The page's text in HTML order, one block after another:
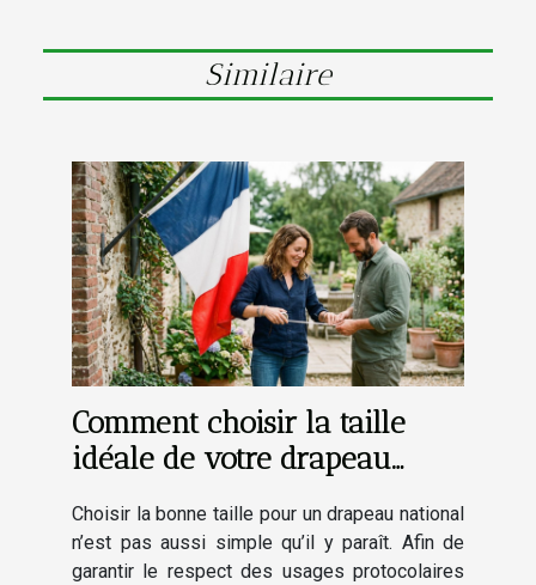
Similaire
Comment choisir la taille
idéale de votre drapeau
Choisir la bonne taille pour un drapeau national
n’est pas aussi simple qu’il y paraît. Afin de
garantir le respect des usages protocolaires